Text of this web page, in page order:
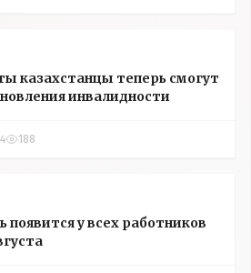
казахстанцы теперь смогут
инвалидности
188
появится у всех работников